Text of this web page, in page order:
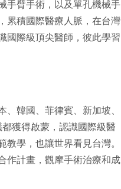
手臂手術，以及單孔機械手
累積國際醫療人脈，在台灣
國際級頂尖醫師，彼此學習
韓國、菲律賓、新加坡、
獲得啟蒙，認識國際級醫
學，也讓世界看見台灣。
作計畫，觀摩手術治療和成